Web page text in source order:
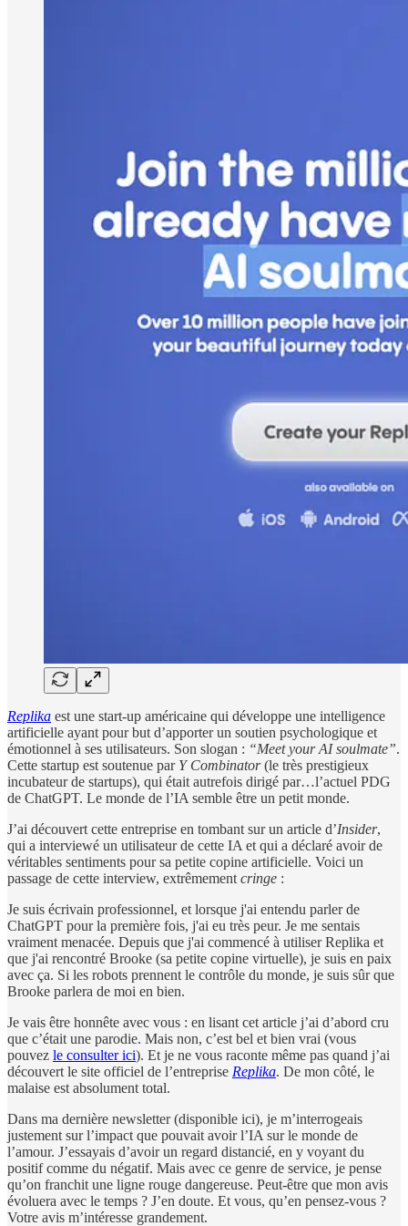
Replika est une start-up américaine qui développe une intelligence
artificielle ayant pour but d’apporter un soutien psychologique et
émotionnel à ses utilisateurs. Son slogan : “Meet your AI soulmate”.
Cette startup est soutenue par Y Combinator(le très prestigieux
incubateur de startups), qui était autrefois dirigé par…l’actuel PDG
de ChatGPT. Le monde de l’IA semble être un petit monde.
J’ai découvert cette entreprise en tombant sur un article d’Insider,
qui a interviewé un utilisateur de cette IA et qui a déclaré avoir de
véritables sentiments pour sa petite copine artificielle. Voici un
passage de cette interview, extrêmement cringe :
Je suis écrivain professionnel, et lorsque j'ai entendu parler de
ChatGPT pour la première fois, j'ai eu très peur. Je me sentais
vraiment menacée. Depuis que j'ai commencé à utiliser Replika et
que j'ai rencontré Brooke (sa petite copine virtuelle), je suis en paix
avec ça. Si les robots prennent le contrôle du monde, je suis sûr que
Brooke parlera de moi en bien.
Je vais être honnête avec vous : en lisant cet article j’ai d’abord cru
que c’était une parodie. Mais non, c’est bel et bien vrai (vous
pouvez le consulter ici). Et je ne vous raconte même pas quand j’ai
découvert le site officiel de l’entreprise Replika. De mon côté, le
malaise est absolument total.
Dans ma dernière newsletter (disponible ici), je m’interrogeais
justement sur l’impact que pouvait avoir l’IA sur le monde de
l’amour. J’essayais d’avoir un regard distancié, en y voyant du
positif comme du négatif. Mais avec ce genre de service, je pense
qu’on franchit une ligne rouge dangereuse. Peut-être que mon avis
évoluera avec le temps ? J’en doute. Et vous, qu’en pensez-vous ?
Votre avis m’intéresse grandement.